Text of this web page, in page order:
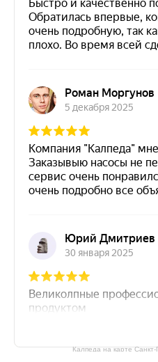
Калпеда на карте